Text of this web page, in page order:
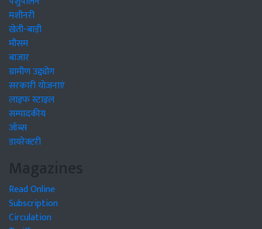
मशीनरी
खेती-बाड़ी
मौसम
बाजार
ग्रामीण उद्द्योग
सरकारी योजनाएं
लाइफ स्टाइल
सम्पादकीय
जॉब्स
डायरेक्टरी
Magazines
Read Online
Subscription
Circulation